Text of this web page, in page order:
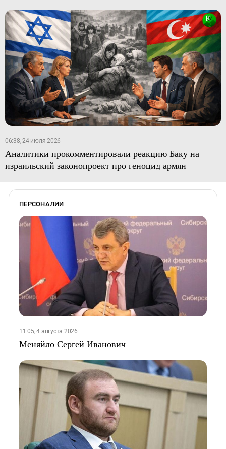
06:38, 24 июля 2026
Аналитики прокомментировали реакцию Баку на
израильский законопроект про геноцид армян
ПЕРСОНАЛИИ
11:05, 4 августа 2026
Меняйло Сергей Иванович